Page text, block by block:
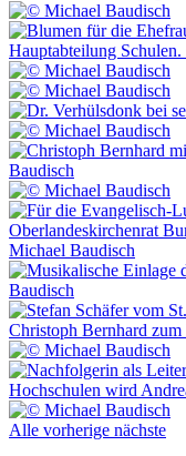
Alle vorherige nächste